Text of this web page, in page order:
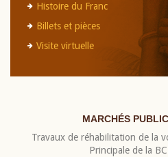
Histoire du Franc
Billets et pièces
Visite virtuelle
MARCHÉS
Travaux de réhabilitation de la
Principale de la